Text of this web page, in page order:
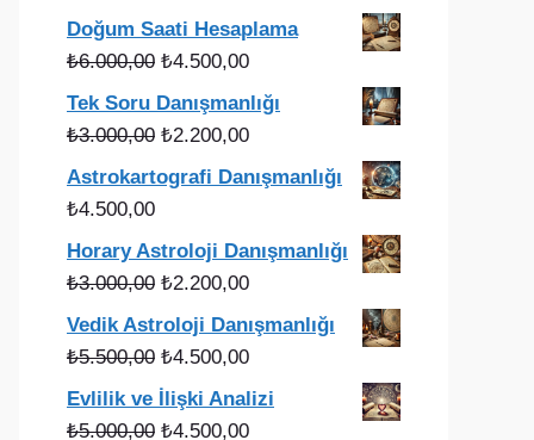
fiyat:
₺3.750,00.
andaki
fiyat:
Doğum Saati Hesaplama
₺6.000,00 Orijinal
fiyat:
₺6.000,00.
₺4.500,00Şu
andaki
fiyat:
Tek Soru Danışmanlığı
₺3.000,00 Orijinal
fiyat:
₺2.200,00Şu
Astrokartografi Danışmanlığı
₺4.500,00
Horary Astroloji Danışmanlığı
₺3.000,00 Orijinal
fiyat:
₺3.000,00.
₺2.200,00Şu
fiyat:
Vedik Astroloji Danışmanlığı
₺5.500,00 Orijinal
fiyat:
₺5.500,00.
₺4.500,00Şu
andaki
fiyat:
Evlilik ve İlişki Analizi
₺5.000,00 Orijinal
₺4.500,00Şu